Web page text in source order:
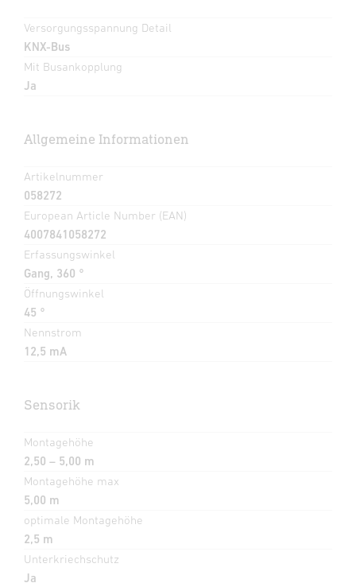
Versorgungsspannung Detail
KNX-Bus
Mit Busankopplung
Ja
Allgemeine Informationen
Artikelnummer
058272
European Article Number (EAN)
4007841058272
Erfassungswinkel
Gang, 360 °
Öffnungswinkel
45 °
Nennstrom
12,5 mA
Sensorik
Montagehöhe
2,50 – 5,00 m
Montagehöhe max
5,00 m
optimale Montagehöhe
2,5 m
Unterkriechschutz
Ja